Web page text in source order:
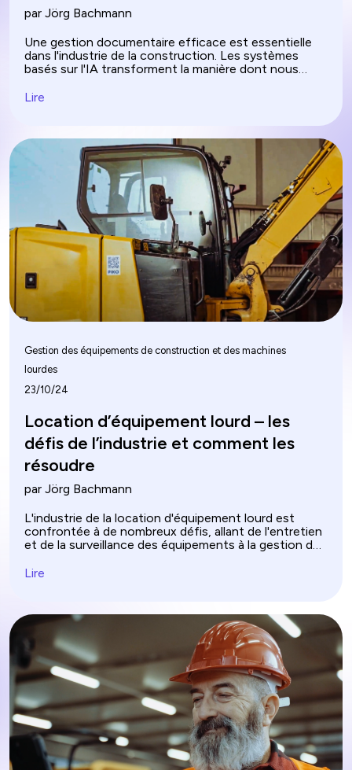
par Jörg Bachmann
Une gestion documentaire efficace est essentielle
dans l'industrie de la construction. Les systèmes
basés sur l'IA transforment la manière dont nous
soutiennent divers rôles, des chefs de projet aux
comment différents professionnels bénéficient de
ces avancées.
Lire
Gestion des équipements de construction et des machines
lourdes
23/10/24
Location d’équipement lourd – les
défis de l’industrie et comment les
résoudre
par Jörg Bachmann
L'industrie de la location d'équipement lourd est
confrontée à de nombreux défis, allant de l'entretien
et de la surveillance des équipements à la gestion de
sécurité. À mesure que les projets de construction
La mise en œuvre d'un système de gestion
documentaire (DMS) robuste peut rationaliser les
opérations et améliorer la gestion des stocks,
transformant ainsi ces défis en opportunités de
croissance et d'efficacité.
Lire